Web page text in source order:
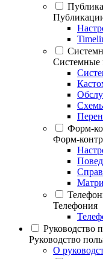
Системные
Форм-
Форм-
Телефония
Руководство
Руководство
О